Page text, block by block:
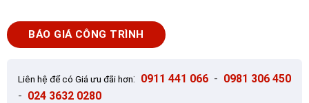
trang
trí
BÁO GIÁ CÔNG TRÌNH
Liên hệ để có Giá ưu đãi hơn: 0911 441 066 - 0981 306 450
- 024 3632 0280